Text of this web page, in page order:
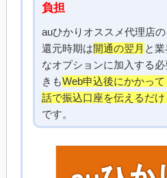
負担
auひかりオススメ代理店
還元時期は開通の翌月 と
なオプションに加入する
きもWeb申込後にかかっ
話で振込口座を伝えるだけ
です。